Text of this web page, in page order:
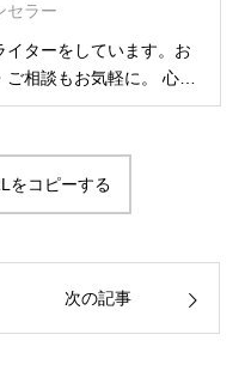
セラー
イターをしています。お
相談もお気軽に。 心理
格取得に伴い、相談募集
士心理カウンセラー・ア
ー 漢検2級・図書館司
質・INFJ-T-O-C（外殻
をコピーする
次の記事